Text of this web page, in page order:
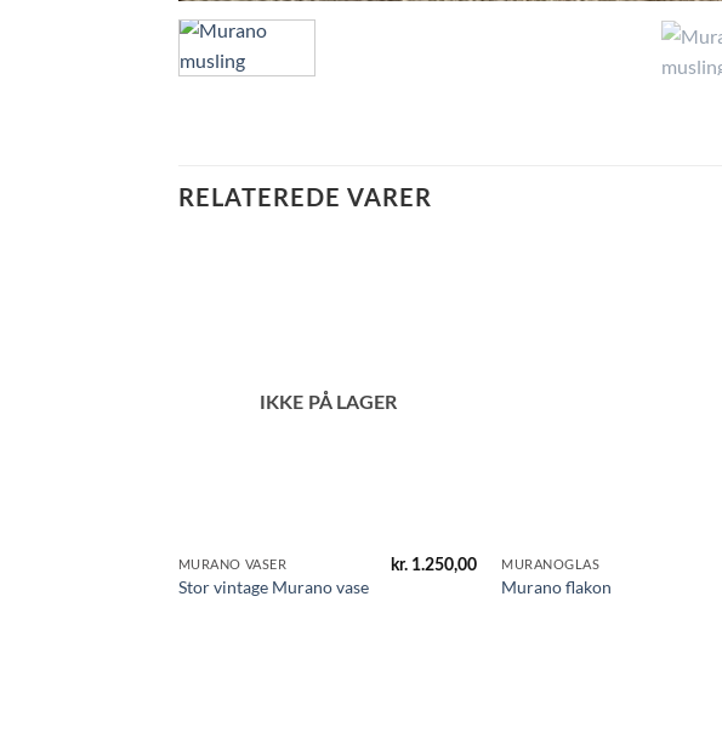
RELATEREDE VARER
IKKE PÅ LAGER
MURANO VASER
Stor vintage Murano vase
kr. 1.250,00 MURANOGLAS
Murano flakon